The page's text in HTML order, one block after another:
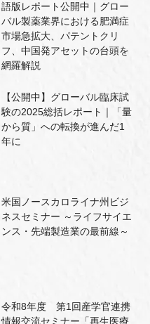
語版レポート公開中｜グロー
バル製薬業界における肥満症
市場急拡大、パテントクリ
フ、中国発アセットの台頭を
網羅解説
【公開中】グローバル臨床試
験の2025総括レポート｜「量
から質」への転換が進んだ1
年に
米国ノースカロライナ州ビジ
ネスセミナー ～ライフサイエ
ンス・先端製造業の最前線～
令和8年度 第1回産学官連携
情報交流セミナー「再生医療